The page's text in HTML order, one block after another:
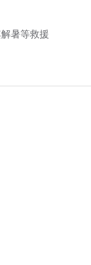
暑等救援